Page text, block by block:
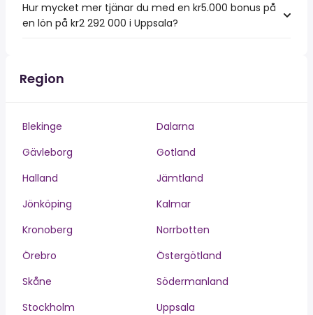
Hur mycket mer tjänar du med en kr5.000 bonus på
en lön på kr2 292 000 i Uppsala?
Region
Blekinge
Dalarna
Gävleborg
Gotland
Halland
Jämtland
Jönköping
Kalmar
Kronoberg
Norrbotten
Örebro
Östergötland
Skåne
Södermanland
Stockholm
Uppsala